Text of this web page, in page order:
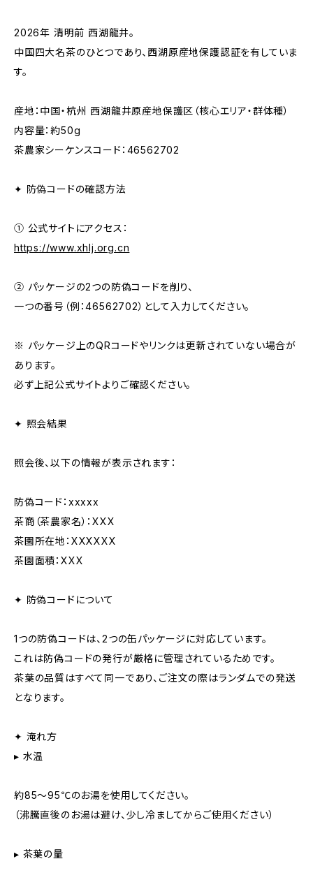
2026年 清明前 西湖龍井。
中国四大名茶のひとつであり、西湖原産地保護認証を有していま
す。
産地：中国・杭州 西湖龍井原産地保護区（核心エリア・群体種）
内容量：約50g
茶農家シーケンスコード：46562702
✦ 防偽コードの確認方法
① 公式サイトにアクセス：
https://www.xhlj.org.cn
② パッケージの2つの防偽コードを削り、
一つの番号（例：46562702）として入力してください。
※ パッケージ上のQRコードやリンクは更新されていない場合が
あります。
必ず上記公式サイトよりご確認ください。
✦ 照会結果
照会後、以下の情報が表示されます：
防偽コード：xxxxx
茶商（茶農家名）：XXX
茶園所在地：XXXXXX
茶園面積：XXX
✦ 防偽コードについて
1つの防偽コードは、2つの缶パッケージに対応しています。
これは防偽コードの発行が厳格に管理されているためです。
茶葉の品質はすべて同一であり、ご注文の際はランダムでの発送
となります。
✦ 淹れ方
▸ 水温
約85〜95℃のお湯を使用してください。
（沸騰直後のお湯は避け、少し冷ましてからご使用ください）
▸ 茶葉の量